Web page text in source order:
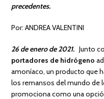
precedentes.
Por: ANDREA VALENTINI
26 de enero de 2021. Junto
portadores de hidrógeno
amoníaco, un producto que
los remansos del mundo de
promociona como una